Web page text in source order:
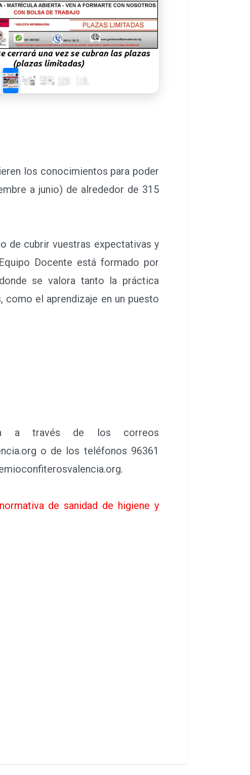
para poder trabajar
de alrededor de 432 totales y
a junio) de alrededor de 315
Docente está formado por
se valora tanto la práctica
como el aprendizaje en un puesto
o de los teléfonos 96361